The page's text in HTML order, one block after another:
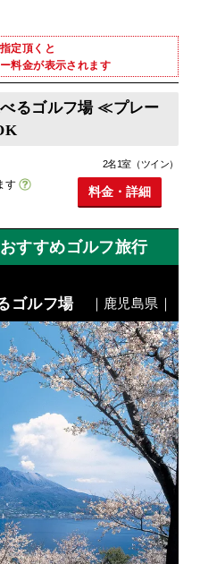
定頂くと
料金が表示されます
るゴルフ場 ≪プレー
す
2名1室（ツイン）
料金・詳細
すすめゴルフ旅行
ゴルフ場 ｜鹿児島県｜